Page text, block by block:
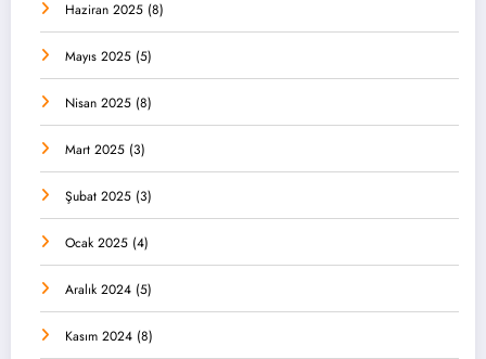
Haziran 2025 (8)
Mayıs 2025 (5)
Nisan 2025 (8)
Mart 2025 (3)
Şubat 2025 (3)
Ocak 2025 (4)
Aralık 2024 (5)
Kasım 2024 (8)